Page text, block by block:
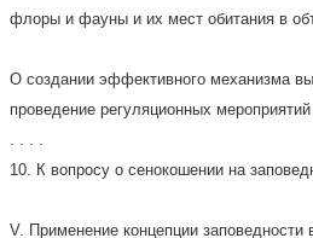
флоры и фауны и их мест обитания в
О создании эффективного механизма
проведение регуляционных
. . . .
10. К вопросу о сенокошении на
V. Применение концепции